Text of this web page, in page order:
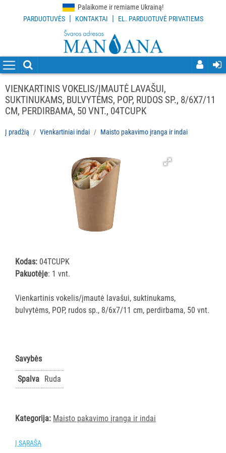
Palaikome ir remiame Ukrainą!
PARDUOTUVĖS | KONTAKTAI | EL. PARDUOTUVĖ PRIVATIEMS
VALYMO
PRIEMONĖS
VALYMO
ĮRANKIAI
APSAUGOS
SKALBIMO
PRIEMONĖS
PURVĄ
SUGERIANTYS
HIGIENOS
PRIEMONĖS
KOSMETIKA
IR
VIENKARTINIS VOKELIS/ĮMAUTĖ LAVAŠUI,
SUKTINUKAMS, BULVYTĖMS, POP, RUDOS SP., 8/6X7/11
CM, PERDIRBAMA, 50 VNT., 04TCUPK
Į pradžią Vienkartiniai indai Maisto pakavimo įranga ir indai
Kodas: 04TCUPK
Pakuotėje: 1 vnt.
Vienkartinis vokelis/įmautė lavašui, suktinukams,
bulvytėms, POP, rudos sp., 8/6x7/11 cm, perdirbama, 50 vnt.
Savybės
Spalva Ruda
Kategorija: Maisto pakavimo įranga ir indai
Į SĄRAŠĄ